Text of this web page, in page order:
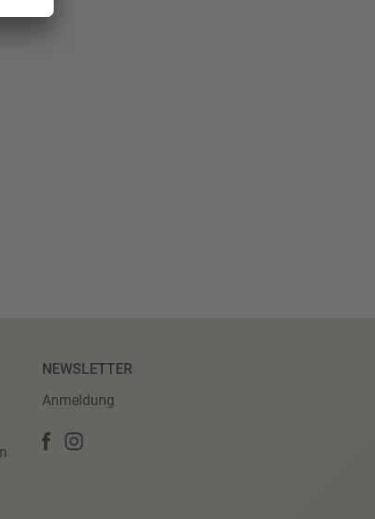
NEWSLETTER
Anmeldung